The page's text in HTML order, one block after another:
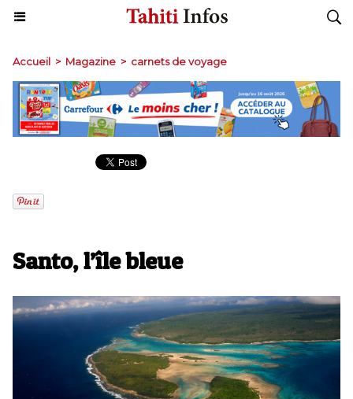
Accueil > Magazine > carnets de voyage
Santo, l’île bleue